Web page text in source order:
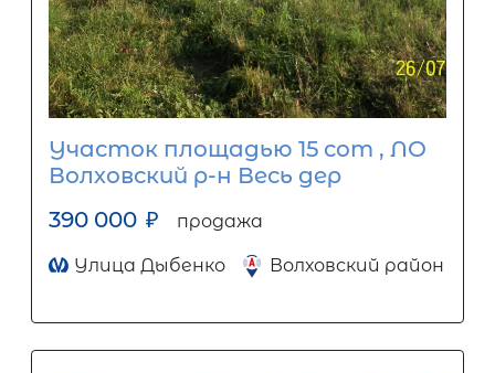
Участок площадью 15 сот , ЛО
Волховский р-н Весь дер
390 000 ₽ продажа
Улица Дыбенко Волховский район